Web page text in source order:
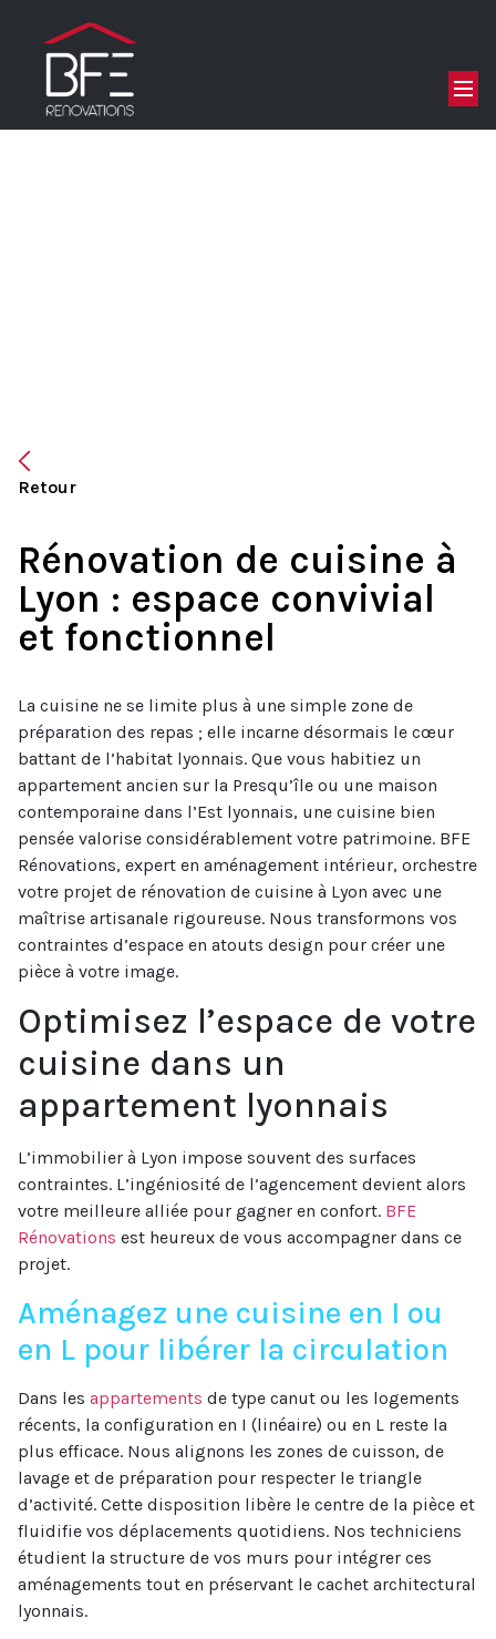
Retour
Rénovation de cuisine à
Lyon : espace convivial
et fonctionnel
La cuisine ne se limite plus à une simple zone de
préparation des repas ; elle incarne désormais le cœur
battant de l’habitat lyonnais. Que vous habitiez un
appartement ancien sur la Presqu’île ou une maison
contemporaine dans l’Est lyonnais, une cuisine bien
pensée valorise considérablement votre patrimoine. BFE
Rénovations, expert en aménagement intérieur, orchestre
votre projet de rénovation de cuisine à Lyon avec une
maîtrise artisanale rigoureuse. Nous transformons vos
contraintes d’espace en atouts design pour créer une
pièce à votre image.
Optimisez l’espace de votre
cuisine dans un
appartement lyonnais
L’immobilier à Lyon impose souvent des surfaces
contraintes. L’ingéniosité de l’agencement devient alors
votre meilleure alliée pour gagner en confort. BFE
Rénovations est heureux de vous accompagner dans ce
projet.
Aménagez une cuisine en I ou
en L pour libérer la circulation
Dans les appartements de type canut ou les logements
récents, la configuration en I (linéaire) ou en L reste la
plus efficace. Nous alignons les zones de cuisson, de
lavage et de préparation pour respecter le triangle
d’activité. Cette disposition libère le centre de la pièce et
fluidifie vos déplacements quotidiens. Nos techniciens
étudient la structure de vos murs pour intégrer ces
aménagements tout en préservant le cachet architectural
lyonnais.